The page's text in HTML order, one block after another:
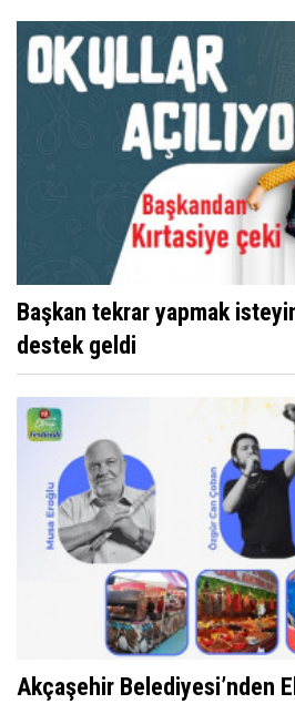
Başkan tekrar yapmak
destek geldi
Akçaşehir Belediyesi’nden